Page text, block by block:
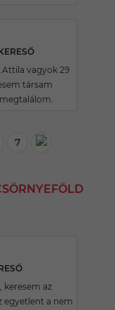
vagyok 29
társam
7
keresem az
egyetlent a nem